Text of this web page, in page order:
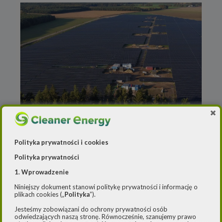
Redakcja o
Duńczycy inwestują ponad
300 mln zł w dwie farmy
solarne w Polsce
European Energy Polska planuje zakończyć
Polityka prywatności i cookies
Polityka prywatności
1. Wprowadzenie
Niniejszy dokument stanowi politykę prywatności i informację o
plikach cookies („Polityka”).
Jesteśmy zobowiązani do ochrony prywatności osób
odwiedzających naszą stronę. Równocześnie, szanujemy prawo